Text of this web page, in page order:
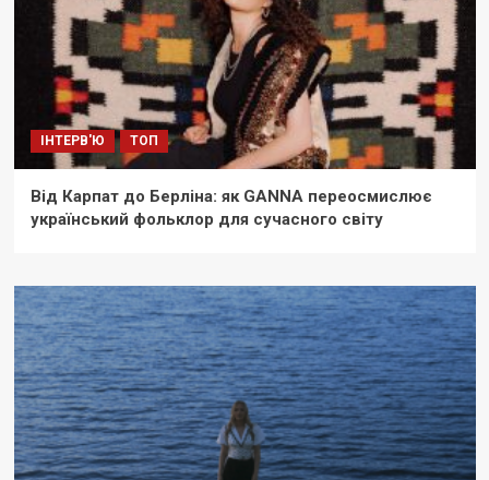
ІНТЕРВ'Ю ТОП
Від Карпат до Берліна: як GANNA переосмислює
український фольклор для сучасного світу